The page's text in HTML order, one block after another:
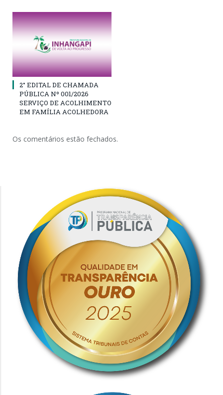
2° EDITAL DE CHAMADA
PÚBLICA Nº 001/2026
SERVIÇO DE ACOLHIMENTO
EM FAMÍLIA ACOLHEDORA
Os comentários estão fechados.